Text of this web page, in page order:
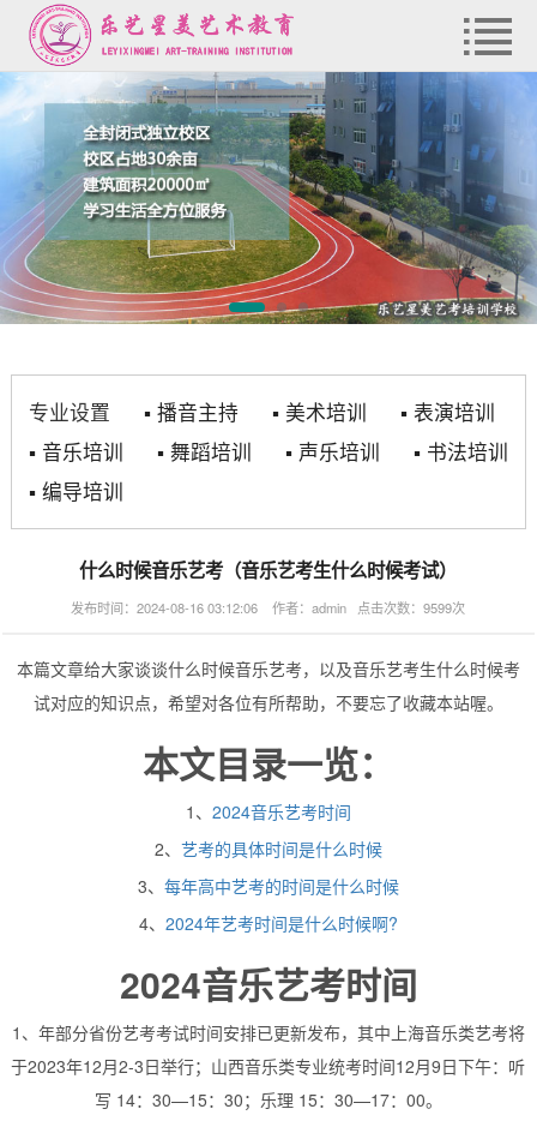
专业设置 ▪ 播音主持 ▪ 美术培训 ▪ 表演培训
▪ 音乐培训 ▪ 舞蹈培训 ▪ 声乐培训 ▪ 书法培训
▪ 编导培训
什么时候音乐艺考（音乐艺考生什么时候考试）
发布时间：2024-08-16 03:12:06 作者：admin 点击次数：9599次
本篇文章给大家谈谈什么时候音乐艺考，以及音乐艺考生什么时候考
试对应的知识点，希望对各位有所帮助，不要忘了收藏本站喔。
本文目录一览：
1、 2024音乐艺考时间
2、 艺考的具体时间是什么时候
3、 每年高中艺考的时间是什么时候
4、 2024年艺考时间是什么时候啊?
2024音乐艺考时间
1、年部分省份艺考考试时间安排已更新发布，其中上海音乐类艺考将
于2023年12月2-3日举行；山西音乐类专业统考时间12月9日下午：听
写 14：30—15：30；乐理 15：30—17：00。